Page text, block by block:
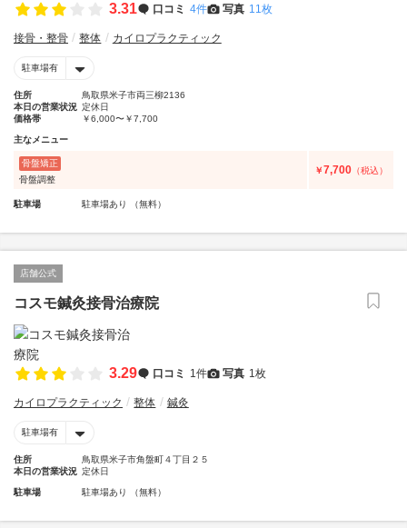
3.31 口コミ 4件 写真 11枚
接骨・整骨 整体 カイロプラクティック
駐車場有
住所
鳥取県米子市両三柳2136
本日の営業状況 定休日
価格帯
￥6,000〜￥7,700
主なメニュー
骨盤矯正
骨盤調整
￥7,700 （税込）
駐車場 駐車場あり （無料）
店舗公式
コスモ鍼灸接骨治療院
3.29 口コミ 1件 写真 1枚
カイロプラクティック 整体 鍼灸
駐車場有
住所
鳥取県米子市角盤町４丁目２５
本日の営業状況 定休日
駐車場 駐車場あり （無料）